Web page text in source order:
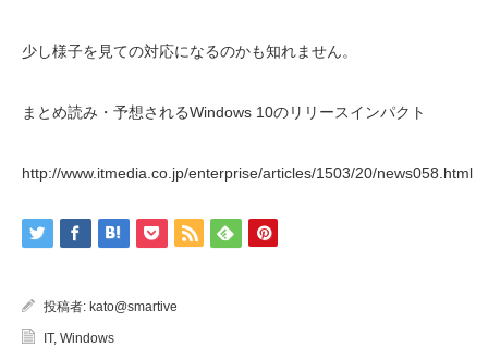
少し様子を見ての対応になるのかも知れません。
まとめ読み・予想されるWindows 10のリリースインパクト
http://www.itmedia.co.jp/enterprise/articles/1503/20/news058.html
投稿者: kato@smartive
IT, Windows